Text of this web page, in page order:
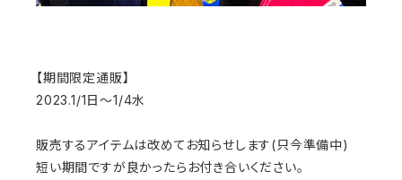
【期間限定通販】
2023.1/1日〜1/4水
販売するアイテムは改めてお知らせします(只今準備中)
短い期間ですが良かったらお付き合いください。